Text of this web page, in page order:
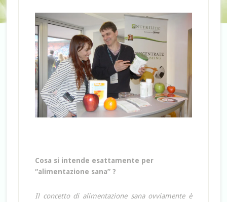
Cosa si intende esattamente per
“alimentazione sana” ?
Il concetto di alimentazione sana ovviamente è